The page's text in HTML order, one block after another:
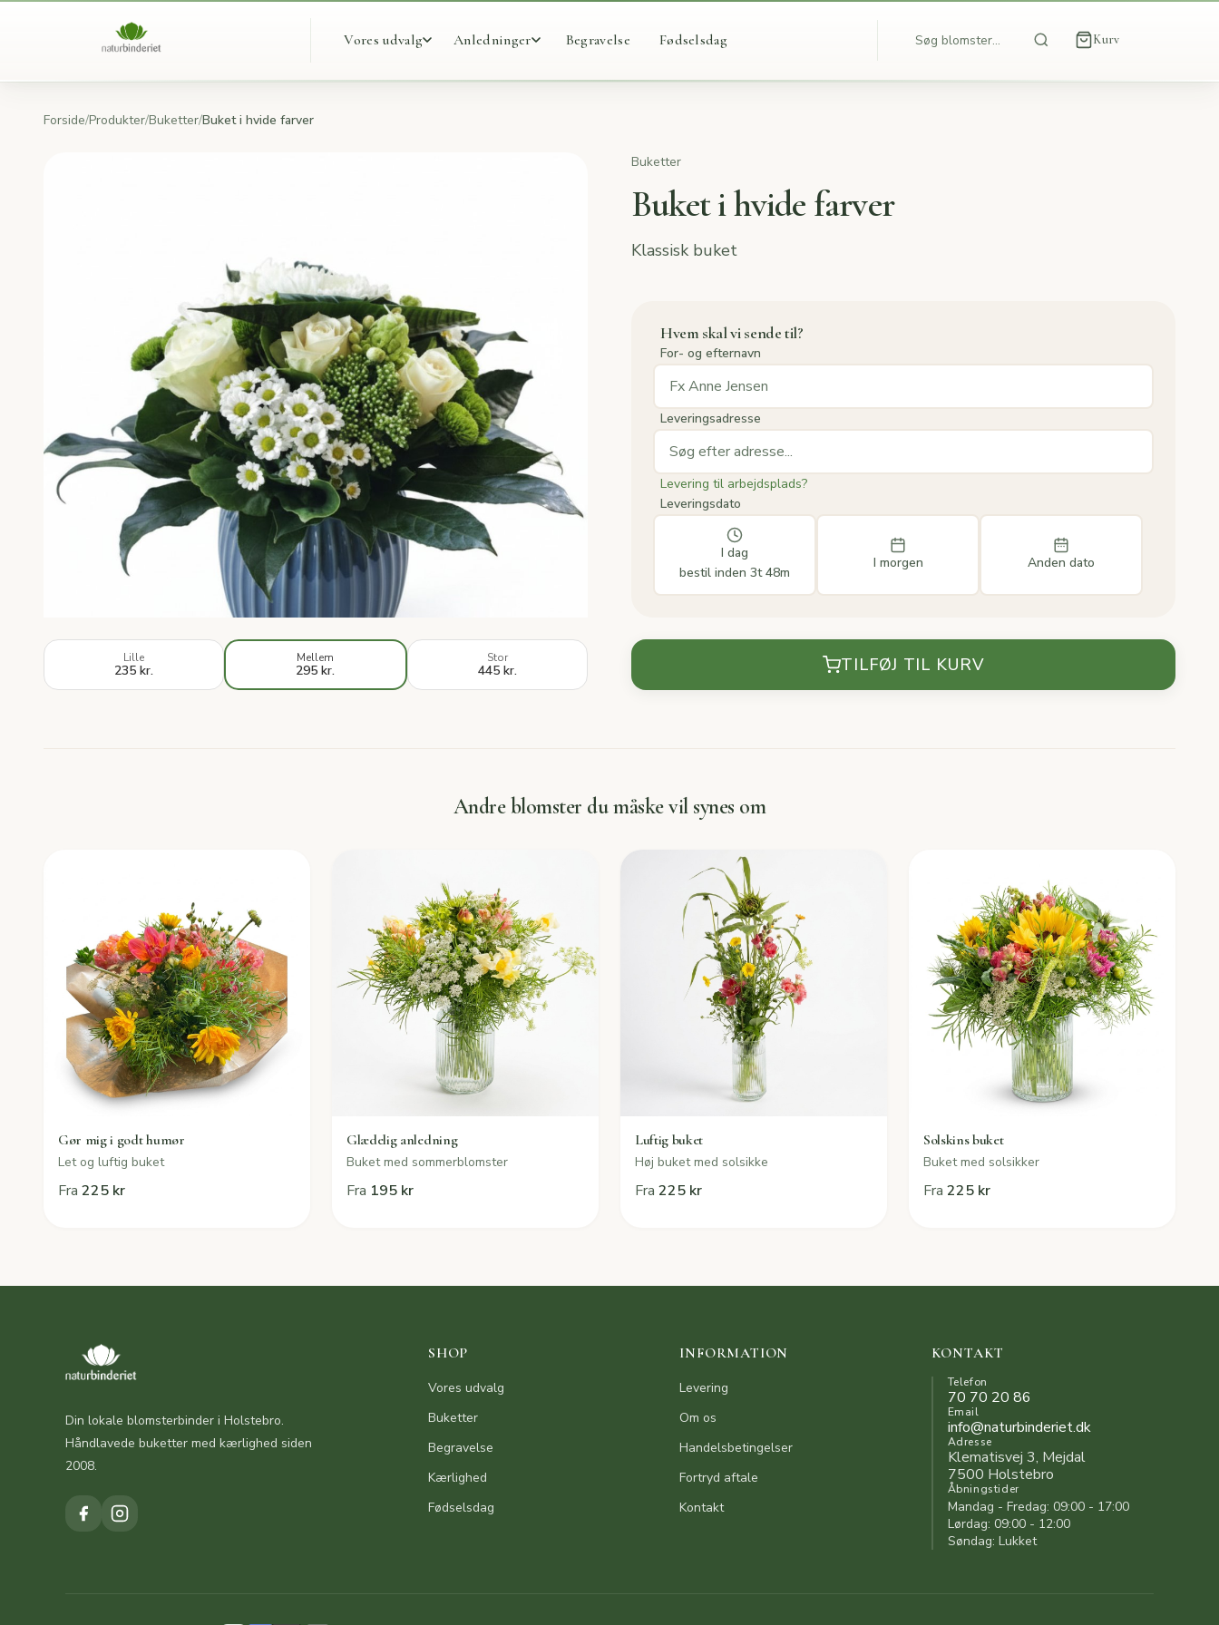
Vores udvalg Anledninger Begravelse Fødselsdag Kurv
Forside/Produkter/Buketter/Buket i hvide farver
Lille
235 kr.
Mellem
295 kr.
Stor
445 kr.
Buketter
Buket i hvide farver
Klassisk buket
Hvem skal vi sende til?
For- og efternavn
Leveringsadresse
Levering til arbejdsplads?
Leveringsdato
I dag
bestil inden 3t 48m
I morgen Anden dato
TILFØJ TIL KURV
Andre blomster du måske vil synes om
Gør mig i godt humør
Let og luftig buket
Fra 225 kr
Glædelig anledning
Buket med sommerblomster
Fra 195 kr
Luftig buket
Høj buket med solsikke
Fra 225 kr
Solskins buket
Buket med solsikker
Fra 225 kr
Din lokale blomsterbinder i Holstebro.
Håndlavede buketter med kærlighed siden
2008.
SHOP
Vores udvalg
Buketter
Begravelse
Kærlighed
Fødselsdag
INFORMATION
Levering
Om os
Handelsbetingelser
Fortryd aftale
Kontakt
KONTAKT
Telefon
70 70 20 86
Email
info@naturbinderiet.dk
Adresse
Klematisvej 3, Mejdal
7500 Holstebro
Åbningstider
Mandag - Fredag: 09:00 - 17:00
Lørdag: 09:00 - 12:00
Søndag: Lukket